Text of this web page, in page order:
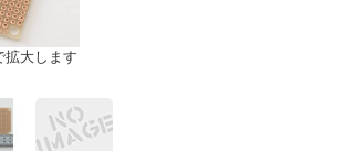
拡大します